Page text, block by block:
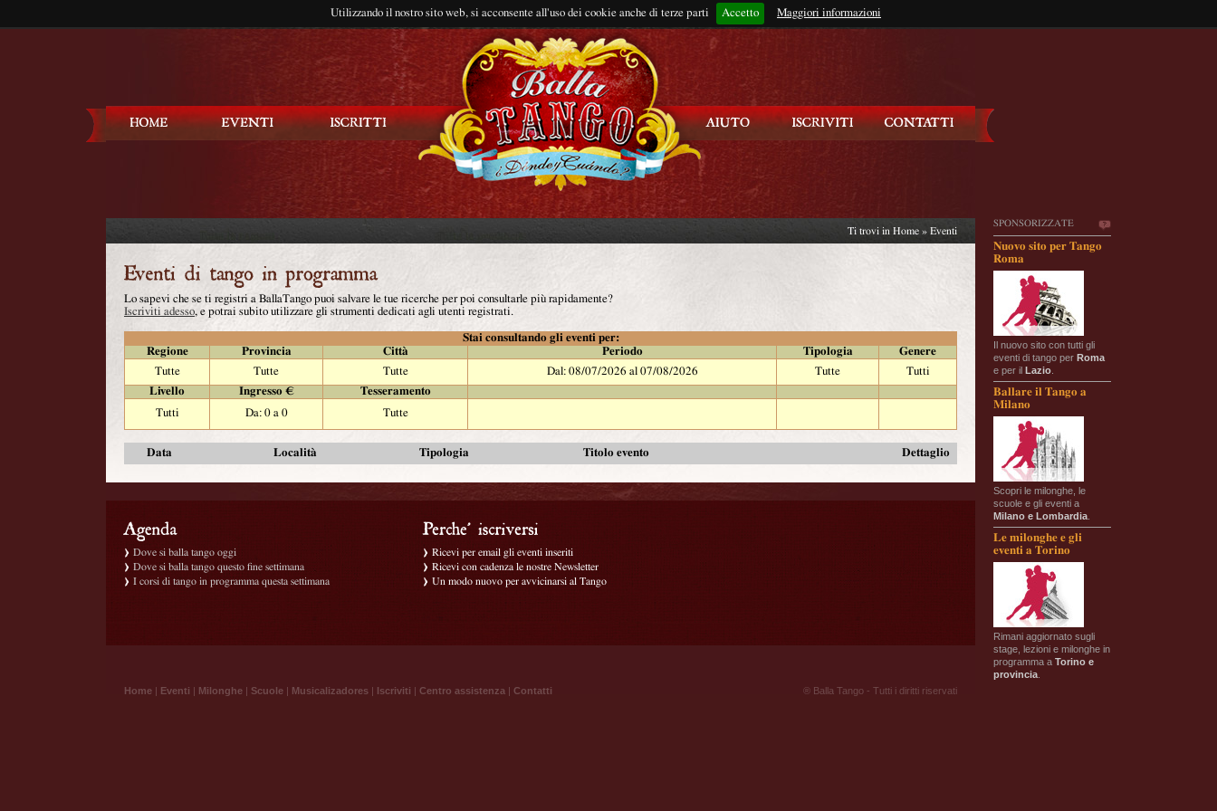
Utilizzando il nostro sito web, si acconsente all'uso dei cookie anche di terze parti Accetto Maggiori informazioni
Rimani connesso?
SPONSORIZZATE
Nuovo sito per Tango
Roma
Il nuovo sito con tutti gli
eventi di tango per Roma
e per il Lazio
Ballare il Tango a
Milano
Scopri le milonghe, le
scuole e gli eventi a
Milano e Lombardia
Le milonghe e gli
eventi a Torino
Rimani aggiornato sugli
stage, lezioni e milonghe in
programma a Torino e
provincia
Ti trovi in Home » Eventi
Lo sapevi che se ti registri a BallaTango puoi salvare le tue ricerche per poi consultarle più rapidamente?
Iscriviti adesso, e potrai subito utilizzare gli strumenti dedicati agli utenti registrati.
Stai consultando gli eventi per:
Regione
Provincia Città Periodo Tipologia
Genere
Tutte
Tutte Tutte Dal: 08/07/2026 al 07/08/2026 Tutte
Tutti
Livello
Ingresso €
Tesseramento
Tutti
Da: 0 a 0 Tutte
Data Località Tipologia Titolo evento Dettaglio
Dove si balla tango oggi
Dove si balla tango questo fine settimana
I corsi di tango in programma questa settimana
Ricevi per email gli eventi inseriti
Ricevi con cadenza le nostre Newsletter
Un modo nuovo per avvicinarsi al Tango
Home | Eventi | Milonghe | Scuole | Musicalizadores | Iscriviti | Centro assistenza | Contatti ® Balla Tango - Tutti i diritti riservati